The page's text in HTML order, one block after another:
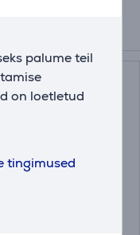
palume teil
on loetletud
tingimused